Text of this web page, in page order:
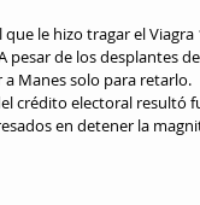
le hizo tragar el
pesar de los desplantes
Manes solo para retarlo.
crédito electoral resultó
en detener la